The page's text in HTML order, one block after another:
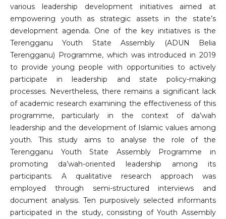
various leadership development initiatives aimed at
empowering youth as strategic assets in the state’s
development agenda. One of the key initiatives is the
Terengganu Youth State Assembly (ADUN Belia
Terengganu) Programme, which was introduced in 2019
to provide young people with opportunities to actively
participate in leadership and state policy-making
processes. Nevertheless, there remains a significant lack
of academic research examining the effectiveness of this
programme, particularly in the context of da’wah
leadership and the development of Islamic values among
youth. This study aims to analyse the role of the
Terengganu Youth State Assembly Programme in
promoting da’wah-oriented leadership among its
participants. A qualitative research approach was
employed through semi-structured interviews and
document analysis. Ten purposively selected informants
participated in the study, consisting of Youth Assembly